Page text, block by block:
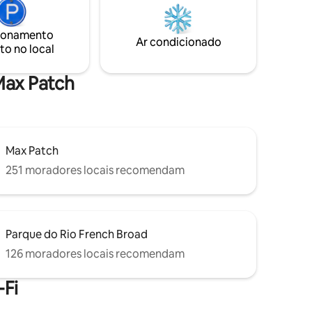
ou
e o
a
polida e curada tem tudo o que você
precisa para uma estadia acolhedora e
confortável, com 2 quartos, 2 banheiros,
sala de estar com fogão a lenha, cozinha
no local
Ar condicionado
Patch
Max Patch
251 moradores locais recomendam
Parque do Rio French Broad
126 moradores locais recomendam